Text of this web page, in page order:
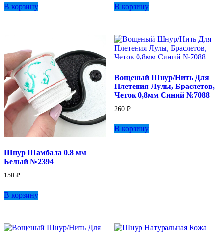
В корзину В корзину
Шнур Шамбала 0.8 мм
Белый №2394
150 ₽
В корзину
Вощеный Шнур/Нить Для
Плетения Лулы, Браслетов,
Четок 0,8мм Синий №7088
260 ₽
В корзину